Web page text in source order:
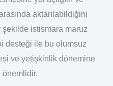
aktarılabildiğini
şekilde istismara maruz
desteği ile bu olumsuz
ve yetişkinlik dönemine
önemlidir.